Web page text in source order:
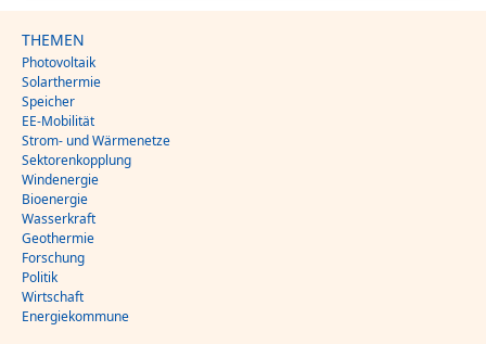
THEMEN
Photovoltaik
Solarthermie
Speicher
EE-Mobilität
Strom- und Wärmenetze
Sektorenkopplung
Windenergie
Bioenergie
Wasserkraft
Geothermie
Forschung
Politik
Wirtschaft
Energiekommune